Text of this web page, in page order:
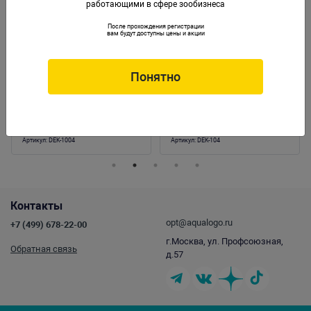
Артикул: DEK-1004 Артикул: DEK-104
Контакты
+7 (499) 678-22-00
Обратная связь
opt@aqualogo.ru
г.Москва, ул. Профсоюзная,
д.57
работающими в сфере зообизнеса
После прохождения регистрации
вам будут доступны цены и акции
Понятно